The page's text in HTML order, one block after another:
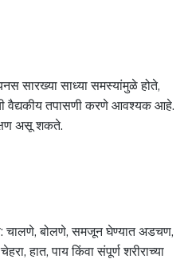
सारख्या साध्या समस्यांमुळे होते,
वैद्यकीय तपासणी करणे आवश्यक आहे.
असू शकते.
चालणे, बोलणे, समजून घेण्यात अडचण,
हात, पाय किंवा संपूर्ण शरीराच्या